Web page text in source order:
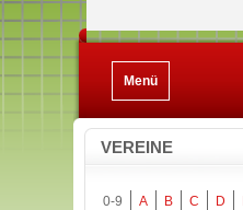
Menü
VEREINE
0-9 A B C D